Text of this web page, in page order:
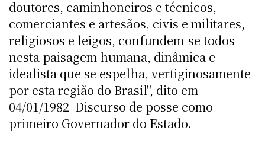
doutores, caminhoneiros e técnicos,
comerciantes e artesãos, civis e militares,
religiosos e leigos, confundem-se todos
nesta paisagem humana, dinâmica e
idealista que se espelha, vertiginosamente
por esta região do Brasil", dito em
04/01/1982  Discurso de posse como
primeiro Governador do Estado.